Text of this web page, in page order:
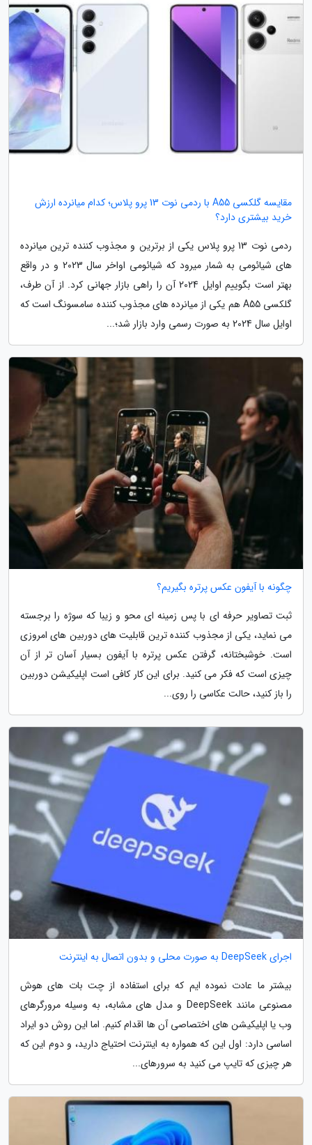
مقایسه گلکسی A55 با ردمی نوت 13 پرو پلاس؛ کدام میانرده ارزش
خرید بیشتری دارد؟
ردمی نوت 13 پرو پلاس یکی از برترین و مجذوب کننده ترین میانرده
های شیائومی به شمار میرود که شیائومی اواخر سال 2023 و در واقع
بهتر است بگوییم اوایل 2024 آن را راهی بازار جهانی کرد. از آن طرف،
گلکسی A55 هم یکی از میانرده های مجذوب کننده سامسونگ است که
اوایل سال 2024 به صورت رسمی وارد بازار شد؛...
چگونه با آیفون عکس پرتره بگیریم؟
ثبت تصاویر حرفه ای با پس زمینه ای محو و زیبا که سوژه را برجسته
می نماید، یکی از مجذوب کننده ترین قابلیت های دوربین های امروزی
است. خوشبختانه، گرفتن عکس پرتره با آیفون بسیار آسان تر از آن
چیزی است که فکر می کنید. برای این کار کافی است اپلیکیشن دوربین
را باز کنید، حالت عکاسی را روی...
اجرای DeepSeek به صورت محلی و بدون اتصال به اینترنت
بیشتر ما عادت نموده ایم که برای استفاده از چت بات های هوش
مصنوعی مانند DeepSeek و مدل های مشابه، به وسیله مرورگرهای
وب یا اپلیکیشن های اختصاصی آن ها اقدام کنیم. اما این روش دو ایراد
اساسی دارد: اول این که همواره به اینترنت احتیاج دارید، و دوم این که
هر چیزی که تایپ می کنید به سرورهای...